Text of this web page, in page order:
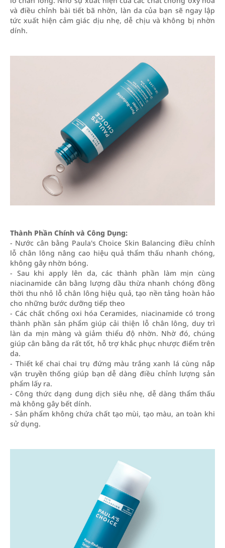
và điều chỉnh bài tiết bã nhờn, làn da của bạn sẽ ngay lập
tức xuất hiện cảm giác dịu nhẹ, dễ chịu và không bị nhờn
dính.
Thành Phần Chính và Công Dụng:
- Nước cân bằng Paula's Choice Skin Balancing điều chỉnh
lỗ chân lông nâng cao hiệu quả thẩm thấu nhanh chóng,
không gây nhờn bóng.
- Sau khi apply lên da, các thành phần làm mịn cùng
niacinamide cân bằng lượng dầu thừa nhanh chóng đồng
thời thu nhỏ lỗ chân lông hiệu quả, tạo nền tảng hoàn hảo
cho những bước dưỡng tiếp theo
- Các chất chống oxi hóa Ceramides, niacinamide có trong
thành phần sản phẩm giúp cải thiện lỗ chân lông, duy trì
làn da mịn màng và giảm thiểu độ nhờn. Nhờ đó, chúng
giúp cân bằng da rất tốt, hỗ trợ khắc phục nhược điểm trên
da.
- Thiết kế chai chai trụ đứng màu trắng xanh lá cùng nắp
vặn truyền thống giúp bạn dễ dàng điều chỉnh lượng sản
phẩm lấy ra.
- Công thức dạng dung dịch siêu nhẹ, dễ dàng thẩm thấu
mà không gây bết dính.
- Sản phẩm không chứa chất tạo mùi, tạo màu, an toàn khi
sử dụng.